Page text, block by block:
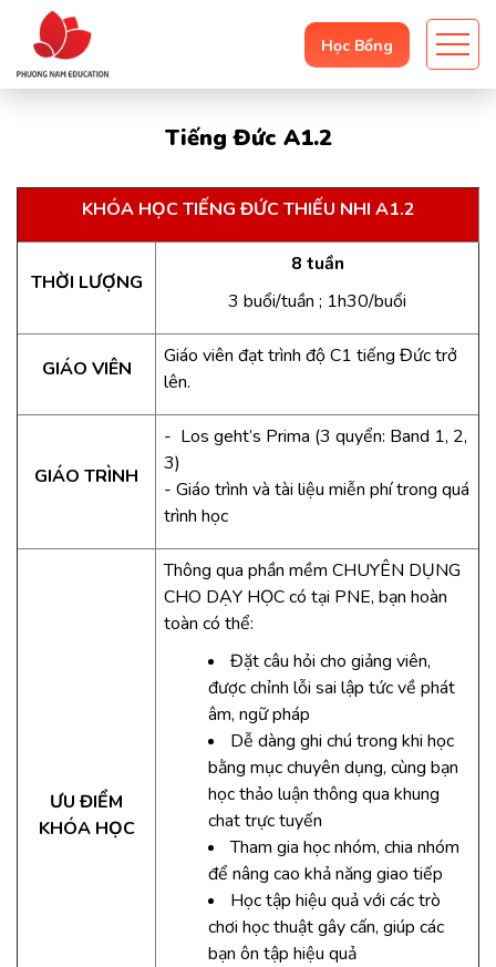
Học Bổng
Tiếng Đức A1.2
KHÓA HỌC TIẾNG ĐỨC THIẾU NHI A1.2
THỜI LƯỢNG
8 tuần
3 buổi/tuần ; 1h30/buổi
GIÁO VIÊN
Giáo viên đạt trình độ C1 tiếng Đức trở
lên.
GIÁO TRÌNH
- Los geht’s Prima (3 quyển: Band 1, 2,
3)
- Giáo trình và tài liệu miễn phí trong quá
trình học
ƯU ĐIỂM
KHÓA HỌC
Thông qua phần mềm CHUYÊN DỤNG
CHO DẠY HỌC có tại PNE, bạn hoàn
toàn có thể:
Đặt câu hỏi cho giảng viên,
được chỉnh lỗi sai lập tức về phát
âm, ngữ pháp
Dễ dàng ghi chú trong khi học
bằng mục chuyên dụng, cùng bạn
học thảo luận thông qua khung
chat trực tuyến
Tham gia học nhóm, chia nhóm
để nâng cao khả năng giao tiếp
Học tập hiệu quả với các trò
chơi học thuật gây cấn, giúp các
bạn ôn tập hiệu quả